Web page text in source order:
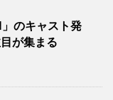
のキャスト発
が集まる